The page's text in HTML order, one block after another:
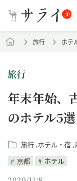
旅行 ホテ
旅行
年末年始、
のホテル5選
旅行 ホテル・宿
京都
ホテル